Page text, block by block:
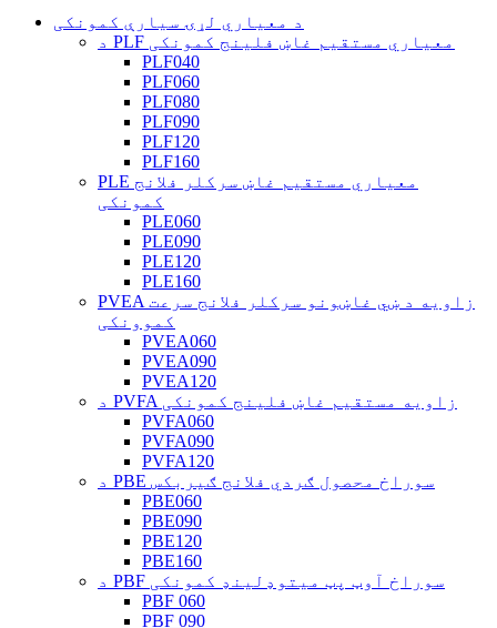
د معیاري لړۍ سیارې کمونکی
د PLF معیاري مستقیم غاښ فلینج کمونکی
PLF040
PLF060
PLF080
PLF090
PLF120
PLF160
PLE معیاري مستقیم غاښ سرکلر فلانج
کمونکی
PLE060
PLE090
PLE120
PLE160
PVEA زاویه د ښي غاښونو سرکلر فلانج سرعت
کموونکی
PVEA060
PVEA090
PVEA120
د PVFA زاویه مستقیم غاښ فلینج کمونکی
PVFA060
PVFA090
PVFA120
د PBE سوراخ محصول ګردي فلانج ګیربکس
PBE060
PBE090
PBE120
PBE160
د PBF سوراخ آوټ پټ میتوډلینډ کمونکی
PBF 060
PBF 090